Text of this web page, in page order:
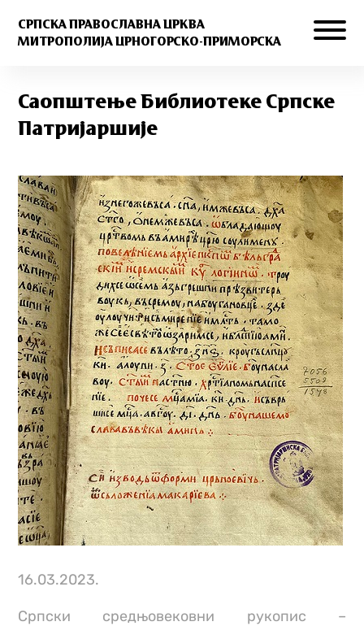
СРПСКА ПРАВОСЛАВНА ЦРКВА
МИТРОПОЛИЈА ЦРНОГОРСКО-ПРИМОРСКА
Саопштење Библиотеке Српске
Патријаршије
16.03.2023.
Српски средњовековни рукопис –